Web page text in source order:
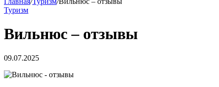
Туризм
Вильнюс – отзывы
09.07.2025